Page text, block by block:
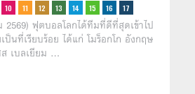
2569) ฟุตบอลโลกได้ทีมที่ดีที่สุดเข้าไป
นที่เรียบร้อย ได้แก่ โมร็อกโก อังกฤษ
ส เบลเยียม …